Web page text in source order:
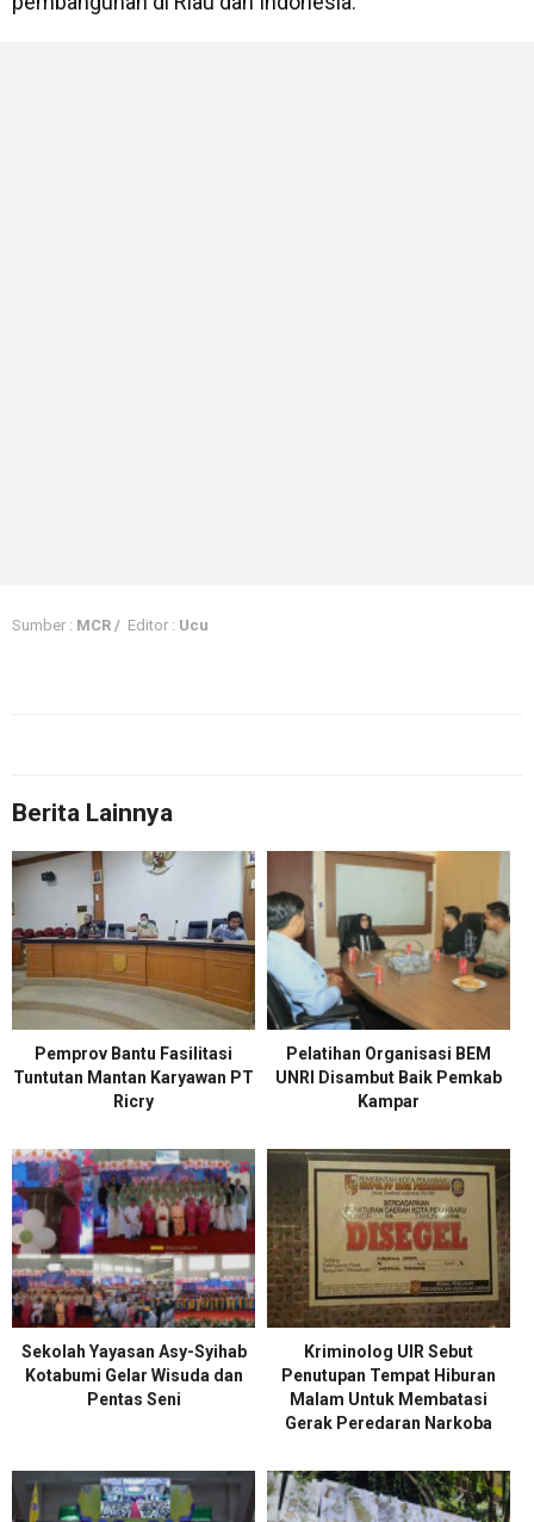
Sumber : MCR / Editor : Ucu
Berita Lainnya
Pemprov Bantu Fasilitasi
Tuntutan Mantan Karyawan PT
Ricry
Pelatihan Organisasi BEM
UNRI Disambut Baik Pemkab
Kampar
Sekolah Yayasan Asy-Syihab
Kotabumi Gelar Wisuda dan
Pentas Seni
Kriminolog UIR Sebut
Penutupan Tempat Hiburan
Malam Untuk Membatasi
Gerak Peredaran Narkoba